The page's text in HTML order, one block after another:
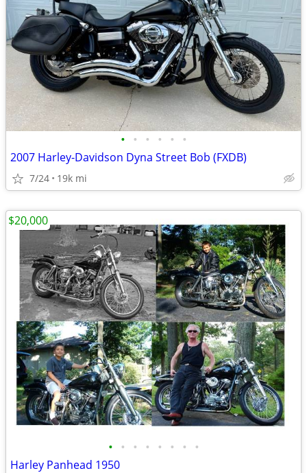
• • • • • •
2007 Harley-Davidson Dyna Street Bob (FXDB)
7/24 19k mi
• • • • • • • •
Harley Panhead 1950
$20,000